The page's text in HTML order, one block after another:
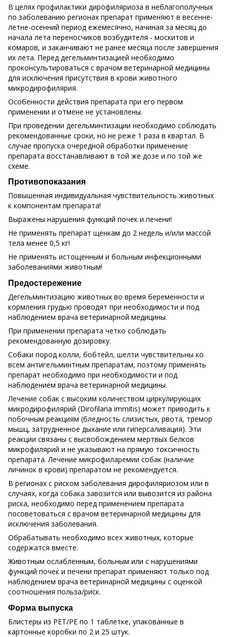
В целях профилактики дирофиляриоза в неблагополучных
по заболеванию регионах препарат применяют в весенне-
летне-осенний период ежемесячно, начиная за месяц до
начала лета переносчиков возбудителя - москитов и
комаров, и заканчивают не ранее месяца после завершения
их лета. Перед дегельминтизацией необходимо
проконсультироваться с врачом ветеринарной медицины
для исключения присутствия в крови животного
микродирофилярия.
Особенности действия препарата при его первом
применении и отмене не установлены.
При проведении дегельминтизации необходимо соблюдать
рекомендованные сроки, но не реже 1 раза в квартал. В
случае пропуска очередной обработки применение
препарата восстанавливают в той же дозе и по той же
схеме.
Противопоказания
Повышенная индивидуальная чувствительность животных
к компонентам препарата!
Выражены нарушения функций почек и печени!
Не применять препарат щенкам до 2 недель и/или массой
тела менее 0,5 кг!
Не применять истощенным и больным инфекционными
заболеваниями животным!
Предостережение
Дегельминтизацию животных во время беременности и
кормления грудью проводят при необходимости и под
наблюдением врача ветеринарной медицины.
При применении препарата четко соблюдать
рекомендованную дозировку.
Собаки пород колли, бобтейл, шелти чувствительны ко
всем антигельминтным препаратам, поэтому применять
препарат необходимо при необходимости и под
наблюдением врача ветеринарной медицины.
Лечение собак с высоким количеством циркулирующих
микродирофилярий (Dirofilaria immitis) может приводить к
побочным реакциям (бледность слизистых, рвота, тремор
мышц, затрудненное дыхание или гиперсаливация). Эти
реакции связаны с высвобождением мертвых белков
микрофилярий и не указывают на прямую токсичность
препарата. Лечение микрофиларемии собак (наличие
личинок в крови) препаратом не рекомендуется.
В регионах с риском заболевания дирофиляриозом или в
случаях, когда собака завозится или вывозится из района
риска, необходимо перед применением препарата
посоветоваться с врачом ветеринарной медицины для
исключения заболевания.
Обрабатывать необходимо всех животных, которые
содержатся вместе.
Животным ослабленным, больным или с нарушениями
функций почек и печени препарат применяют только под
наблюдением врача ветеринарной медицины с оценкой
соотношения польза/риск.
Форма выпуска
Блистеры из PET/PE по 1 таблетке, упакованные в
картонные коробки по 2 и 25 штук.